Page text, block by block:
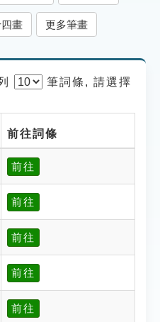
畫 更多筆畫
筆詞條, 請選擇
前往詞條
前往
前往
前往
前往
前往